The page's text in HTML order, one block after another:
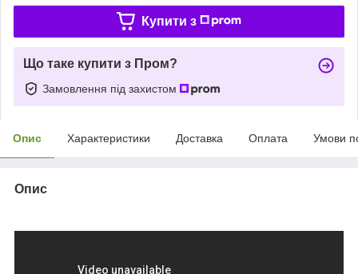
Купити з
Що таке купити з Пром?
Замовлення під захистом
Опис Характеристики Доставка Оплата Умови
Опис